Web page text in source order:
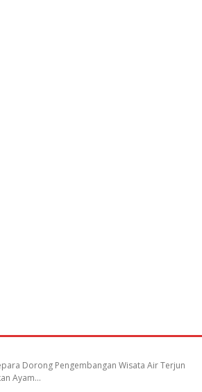
Dorong Pengembangan Wisata Air Terjun
Ayam...